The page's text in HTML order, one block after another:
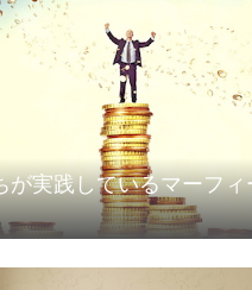
が実践しているマーフ